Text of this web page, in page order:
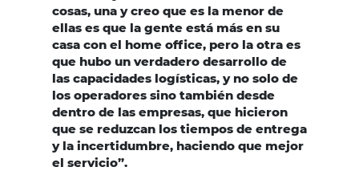
cosas, una y creo que es la menor de
ellas es que la gente está más en su
casa con el home office, pero la otra es
que hubo un verdadero desarrollo de
las capacidades logísticas, y no solo de
los operadores sino también desde
dentro de las empresas, que hicieron
que se reduzcan los tiempos de entrega
y la incertidumbre, haciendo que mejor
el servicio”.